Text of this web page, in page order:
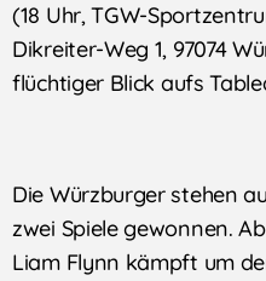
(18 Uhr, TGW-
Dikreiter-Weg 1, 97074
flüchtiger Blick aufs
Die Würzburger stehen
zwei Spiele gewonnen.
Liam Flynn kämpft um